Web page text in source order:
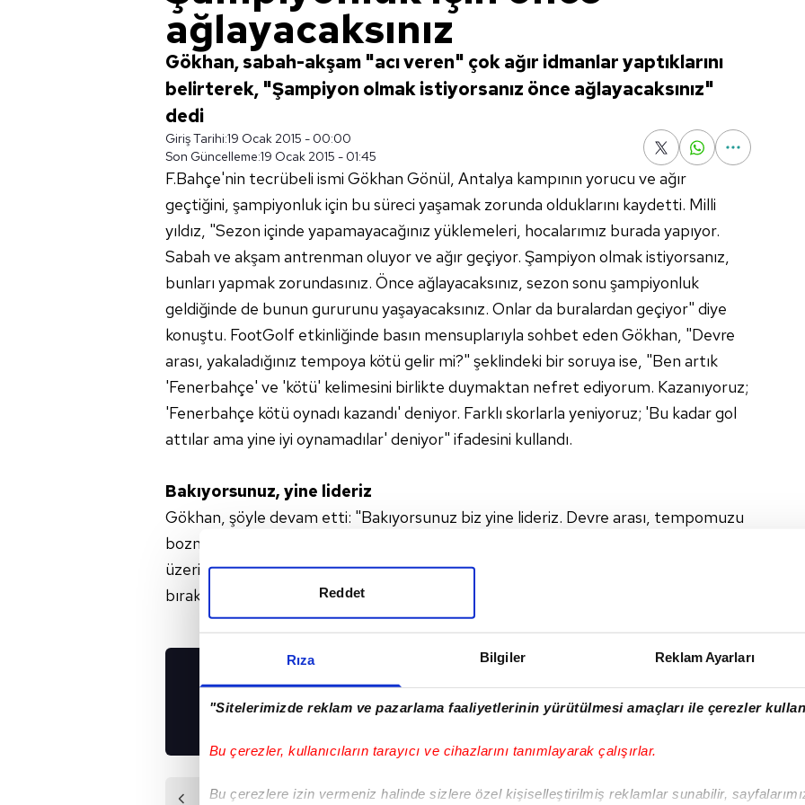
Rıza Bilgiler Reklam Ayarları
"Sitelerimizde reklam ve pazarlama faaliyetlerinin yürütülmesi amaçları ile çerezler
Bu çerezler, kullanıcıların tarayıcı ve cihazlarını tanımlayarak çalışırlar.
Bu çerezlere izin vermeniz halinde sizlere özel kişiselleştirilmiş reklamlar sunabilir,
Reddet
ağlayacaksınız
Gökhan, sabah-akşam "acı veren" çok ağır idmanlar yaptıklarını
belirterek, "Şampiyon olmak istiyorsanız önce ağlayacaksınız"
dedi
Giriş Tarihi:19 Ocak 2015 - 00:00
Son Güncelleme:19 Ocak 2015 - 01:45
F.Bahçe'nin tecrübeli ismi Gökhan Gönül, Antalya kampının yorucu ve ağır
geçtiğini, şampiyonluk için bu süreci yaşamak zorunda olduklarını kaydetti. Milli
yıldız, "Sezon içinde yapamayacağınız yüklemeleri, hocalarımız burada yapıyor.
Sabah ve akşam antrenman oluyor ve ağır geçiyor. Şampiyon olmak istiyorsanız,
bunları yapmak zorundasınız. Önce ağlayacaksınız, sezon sonu şampiyonluk
geldiğinde de bunun gururunu yaşayacaksınız. Onlar da buralardan geçiyor" diye
konuştu. FootGolf etkinliğinde basın mensuplarıyla sohbet eden Gökhan, "Devre
arası, yakaladığınız tempoya kötü gelir mi?" şeklindeki bir soruya ise, "Ben artık
'Fenerbahçe' ve 'kötü' kelimesini birlikte duymaktan nefret ediyorum. Kazanıyoruz;
'Fenerbahçe kötü oynadı kazandı' deniyor. Farklı skorlarla yeniyoruz; 'Bu kadar gol
attılar ama yine iyi oynamadılar' deniyor" ifadesini kullandı.
Bakıyorsunuz, yine lideriz
Gökhan, şöyle devam etti: "Bakıyorsunuz biz yine lideriz. Devre arası, tempomuzu
bozmaz, tempoyu buralarda kazanıyorsunuz. Yakalamış olduğumuz temponun
üzerine burada biraz daha dayanıklılık koyduğumuz zaman inanıyorum ki
bıraktığımız yerden birkaç adım daha koyarak devam edeceğiz."
UYGULAMALARIMIZI
İNDİRİN!
Önceki Haber
Sonraki Haber